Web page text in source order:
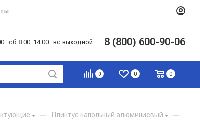
сб 8:00-14:00 вс выходной 8 (800) 600-90-06
0 0 0
— Плинтус напольный алюминиевый —